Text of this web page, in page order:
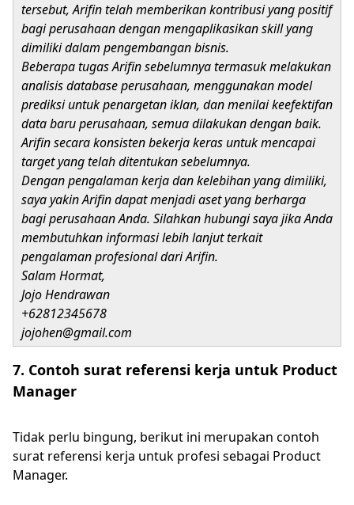
tersebut, Arifin telah memberikan kontribusi yang positif
bagi perusahaan dengan mengaplikasikan skill yang
dimiliki dalam pengembangan bisnis.
Beberapa tugas Arifin sebelumnya termasuk melakukan
analisis database perusahaan, menggunakan model
prediksi untuk penargetan iklan, dan menilai keefektifan
data baru perusahaan, semua dilakukan dengan baik.
Arifin secara konsisten bekerja keras untuk mencapai
target yang telah ditentukan sebelumnya.
Dengan pengalaman kerja dan kelebihan yang dimiliki,
saya yakin Arifin dapat menjadi aset yang berharga
bagi perusahaan Anda. Silahkan hubungi saya jika Anda
membutuhkan informasi lebih lanjut terkait
pengalaman profesional dari Arifin.
Salam Hormat,
Jojo Hendrawan
+62812345678
jojohen@gmail.com
7. Contoh surat referensi kerja untuk Product
Manager
Tidak perlu bingung, berikut ini merupakan contoh
surat referensi kerja untuk profesi sebagai Product
Manager.